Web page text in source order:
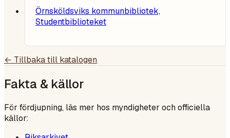
Örnsköldsviks kommunbibliotek,
Studentbiblioteket
← Tillbaka till katalogen
Fakta & källor
För fördjupning, läs mer hos myndigheter och officiella
källor: